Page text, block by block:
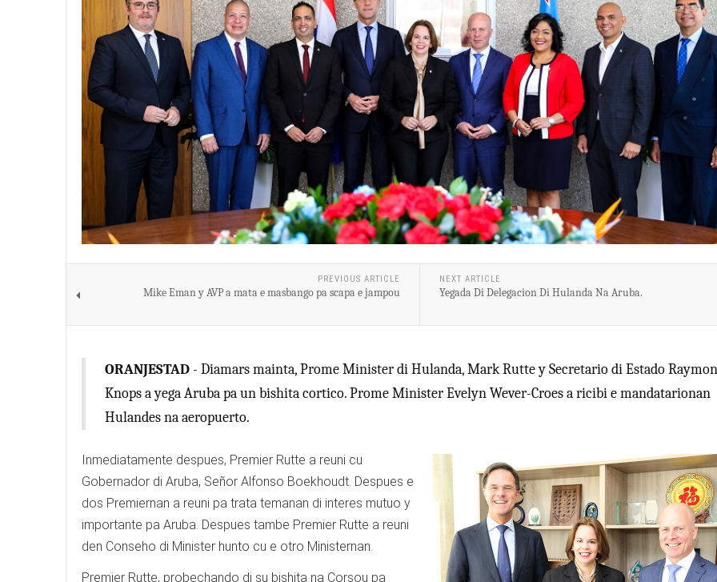
PREVIOUS ARTICLE
Mike Eman y AVP a mata e masbango pa scapa e jampou
NEXT ARTICLE
Yegada Di Delegacion Di Hulanda Na Aruba.
ORANJESTAD - Diamars mainta, Prome Minister di Hulanda, Mark Rutte y Secretario di Estado
Knops a yega Aruba pa un bishita cortico. Prome Minister Evelyn Wever-Croes a ricibi e mandatarionan
Hulandes na aeropuerto.
Inmediatamente despues, Premier Rutte a reuni cu
Gobernador di Aruba, Señor Alfonso Boekhoudt. Despues e
dos Premiernan a reuni pa trata temanan di interes mutuo y
importante pa Aruba. Despues tambe Premier Rutte a reuni
den Conseho di Minister hunto cu e otro Ministernan.
Premier Rutte, probechando di su bishita na Corsou pa